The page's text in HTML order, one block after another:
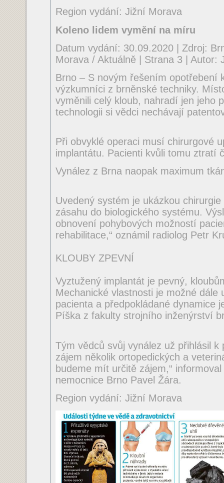
Region vydání: Jižní Morava
Koleno lidem vymění na míru
Datum vydání: 30.09.2020 | Zdroj:
Morava / Aktuálně | Strana 3 | Autor:
Brno – S novým řešením opotřebení
výzkumníci z brněnské techniky.
vyměnili celý kloub, nahradí jen jeho
technologii si vědci nechávají
Při obvyklé operaci musí chirurgové
implantátu. Pacienti kvůli tomu ztratí
Vynález z Brna naopak maximum
Uvedený systém je ukázkou
zásahu do biologického systému.
obnovení pohybových možností
rehabilitace,“ oznámil radiolog Petr
KLOUBY ZPEVNÍ
Vyztužený implantát je pevný,
Mechanické vlastnosti je možné dále
pacienta a předpokládané dynamice
Píška z fakulty strojního inženýrství
Tým vědců svůj vynález už přihlásil
zájem několik ortopedických a
budeme mít určitě zájem,“
nemocnice Brno Pavel Žára.
Region vydání: Jižní Morava